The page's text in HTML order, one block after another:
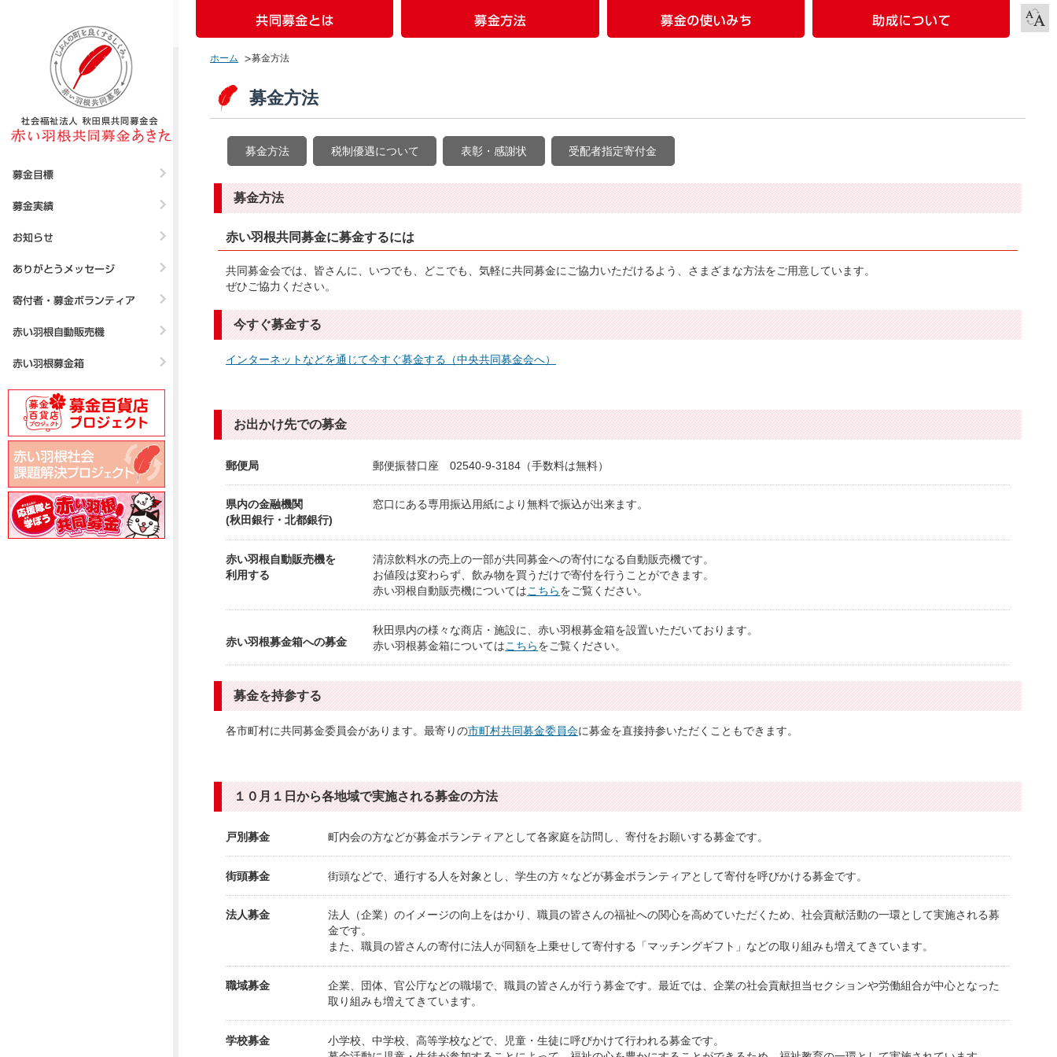
ホーム 募金方法
募金方法
募金方法 税制優遇について 表彰・感謝状 受配者指定寄付金
募金方法
赤い羽根共同募金に募金するには
共同募金会では、皆さんに、いつでも、どこでも、気軽に共同募金にご協力いただけるよう、さまざまな方法をご用意しています。
ぜひご協力ください。
今すぐ募金する
インターネットなどを通じて今すぐ募金する（中央共同募金会へ）
お出かけ先での募金
郵便局 郵便振替口座 02540-9-3184（手数料は無料）
県内の金融機関
(秋田銀行・北都銀行)
窓口にある専用振込用紙により無料で振込が出来ます。
赤い羽根自動販売機を
利用する
赤い羽根募金箱への募金
清涼飲料水の売上の一部が共同募金への寄付になる自動販売機です。
お値段は変わらず、飲み物を買うだけで寄付を行うことができます。
赤い羽根自動販売機についてはこちらをご覧ください。
秋田県内の様々な商店・施設に、赤い羽根募金箱を設置いただいております。
赤い羽根募金箱についてはこちらをご覧ください。
募金を持参する
各市町村に共同募金委員会があります。最寄りの市町村共同募金委員会に募金を直接持参いただくこともできます。
１０月１日から各地域で実施される募金の方法
戸別募金 町内会の方などが募金ボランティアとして各家庭を訪問し、寄付をお願いする募金です。
街頭募金 街頭などで、通行する人を対象とし、学生の方々などが募金ボランティアとして寄付を呼びかける募金です。
法人募金
法人（企業）のイメージの向上をはかり、職員の皆さんの福祉への関心を高めていただくため、社会貢献活動の一環として実施される募
金です。
また、職員の皆さんの寄付に法人が同額を上乗せして寄付する「マッチングギフト」などの取り組みも増えてきています。
職域募金
企業、団体、官公庁などの職場で、職員の皆さんが行う募金です。最近では、企業の社会貢献担当セクションや労働組合が中心となった
取り組みも増えてきています。
学校募金
小学校、中学校、高等学校などで、児童・生徒に呼びかけて行われる募金です。